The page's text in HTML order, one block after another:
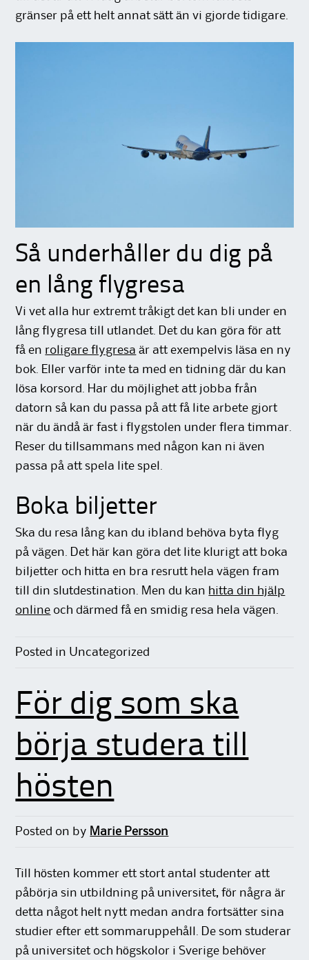
gränser på ett helt annat sätt än vi gjorde tidigare.
Så underhåller du dig på
en lång flygresa
Vi vet alla hur extremt tråkigt det kan bli under en
lång flygresa till utlandet. Det du kan göra för att
få en roligare flygresa är att exempelvis läsa en ny
bok. Eller varför inte ta med en tidning där du kan
lösa korsord. Har du möjlighet att jobba från
datorn så kan du passa på att få lite arbete gjort
när du ändå är fast i flygstolen under flera timmar.
Reser du tillsammans med någon kan ni även
passa på att spela lite spel.
Boka biljetter
Ska du resa lång kan du ibland behöva byta flyg
på vägen. Det här kan göra det lite klurigt att boka
biljetter och hitta en bra resrutt hela vägen fram
till din slutdestination. Men du kan hitta din hjälp
online och därmed få en smidig resa hela vägen.
Posted in Uncategorized
För dig som ska
börja studera till
hösten
Posted on by Marie Persson
Till hösten kommer ett stort antal studenter att
påbörja sin utbildning på universitet, för några är
detta något helt nytt medan andra fortsätter sina
studier efter ett sommaruppehåll. De som studerar
på universitet och högskolor i Sverige behöver